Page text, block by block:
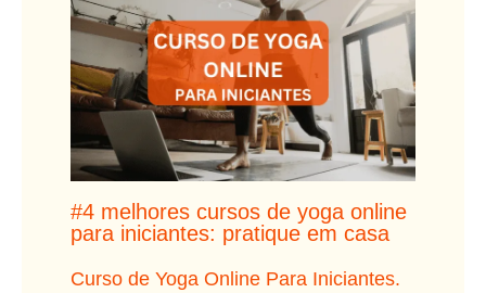
#4 melhores cursos de yoga online
para iniciantes: pratique em casa
Curso de Yoga Online Para Iniciantes.